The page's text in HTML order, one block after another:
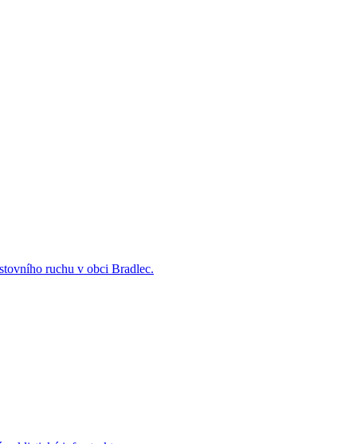
ruchu v obci Bradlec.